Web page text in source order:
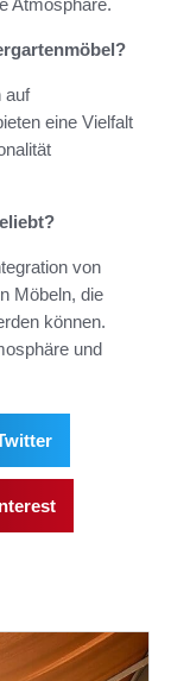
Atmosphäre.
auf
eine Vielfalt
von
Möbeln, die
können.
und